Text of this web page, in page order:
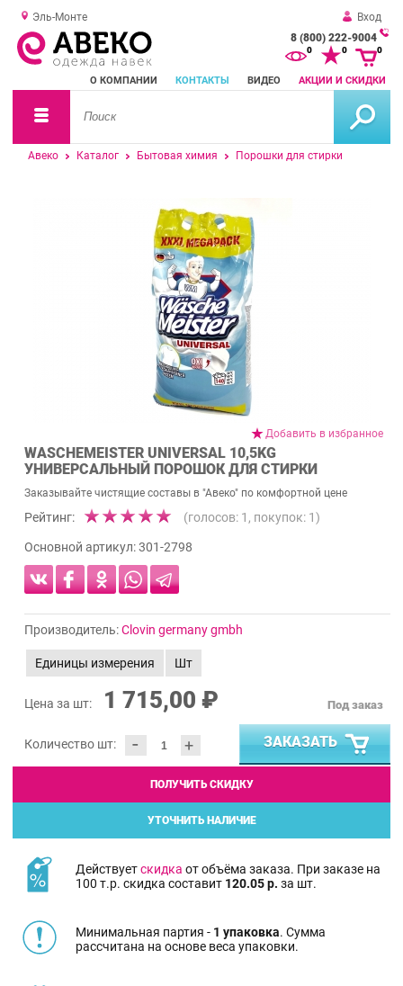
Эль-Монте
Вход
8 (800) 222-9004
О КОМПАНИИ КОНТАКТЫ ВИДЕО АКЦИИ И СКИДКИ
0 0 0
Авеко Каталог Бытовая химия Порошки для стирки
Добавить в избранное
WASCHEMEISTER UNIVERSAL 10,5KG
УНИВЕРСАЛЬНЫЙ ПОРОШОК ДЛЯ СТИРКИ
Заказывайте чистящие составы в "Авеко" по комфортной цене
Рейтинг: (голосов: 1 , покупок: 1)
Основной артикул:301-2798
Производитель:Clovin germany gmbh
Единицы измерения Шт
Цена за шт: 1 715,00 ₽
Количество шт: - +
Под заказ
ЗАКАЗАТЬ
ПОЛУЧИТЬ СКИДКУ
УТОЧНИТЬ НАЛИЧИЕ
Действуетскидка от объёма заказа. При заказе на
100 т.р. скидка составит 120.05 р. за шт.
Минимальная партия - 1 упаковка. Сумма
рассчитана на основе веса упаковки.